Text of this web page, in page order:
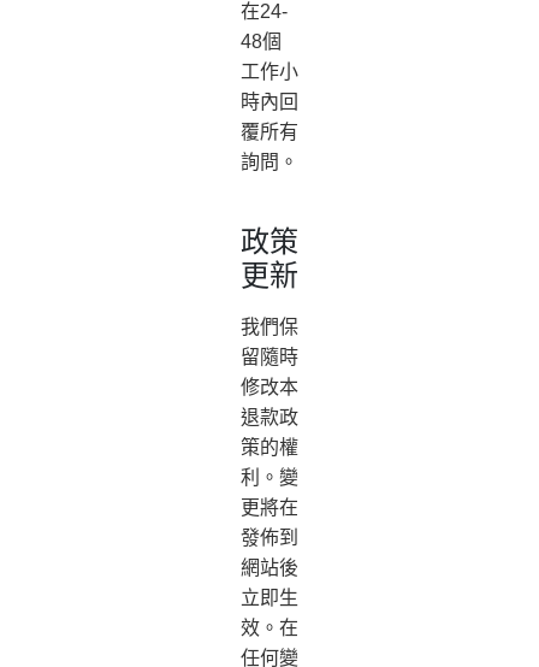
在24-
48個
工作小
時內回
覆所有
詢問。
政策
更新
我們保
留隨時
修改本
退款政
策的權
利。變
更將在
發佈到
網站後
立即生
效。在
任何變